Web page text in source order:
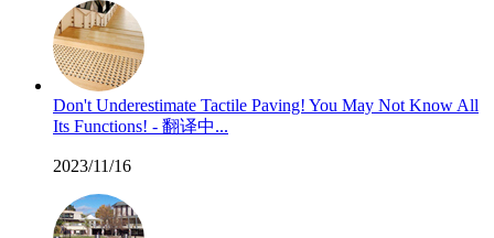
Don't Underestimate Tactile Paving! You May Not Know All
Its Functions! - 翻译中...
2023/11/16